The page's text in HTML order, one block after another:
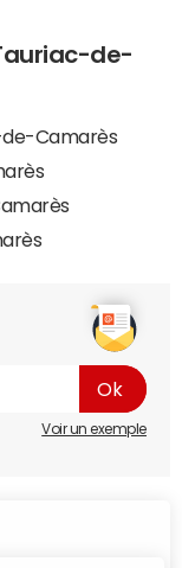
de-
de-Camarès
Voir un exemple